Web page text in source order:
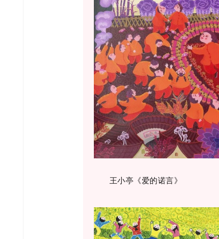
王小亭《爱的诺言》